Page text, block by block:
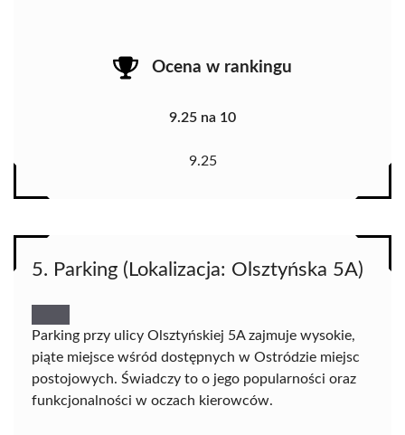
Ocena w rankingu
9.25 na 10
9.25
5. Parking (Lokalizacja: Olsztyńska 5A)
Parking przy ulicy Olsztyńskiej 5A zajmuje wysokie,
piąte miejsce wśród dostępnych w Ostródzie miejsc
postojowych. Świadczy to o jego popularności oraz
funkcjonalności w oczach kierowców.